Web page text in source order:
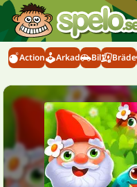
Action Arkad Bil Bräde